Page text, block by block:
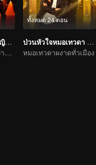
หน่วยคอมมานโดหญิงแกร่ง
ทหารหญิงสุดแซ่บทำลายล้างเหล่าร้าย
ทั้งหมด 24 ตอน
ป่วนหัวใจหมอเทวดา (พากย์อังกฤษ)
หมอเทวดาผงาดทั่วเมือง